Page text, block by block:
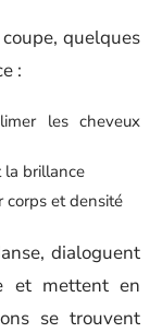
quelques
:
les cheveux
la brillance
corps et densité
dialoguent
et mettent en
se trouvent